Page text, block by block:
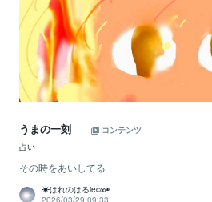
うまの一刻
コンテンツ
占い
その時をあいしてる
☀はれのはるiec∞◉
2026/03/29 09:33